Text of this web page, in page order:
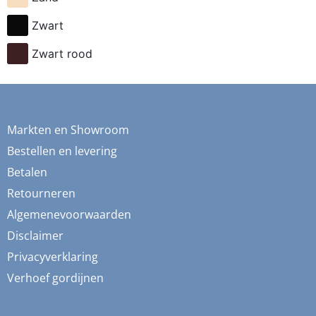
fietsen
flessen
fresia
ganzen
gemberkoekjes
geometrisch
ginko
gnome
grafisch
Zwart
Zwart rood
Markten en Showroom
Bestellen en levering
Betalen
Retourneren
Algemenevoorwaarden
Disclaimer
Privacyverklaring
Verhoef gordijnen